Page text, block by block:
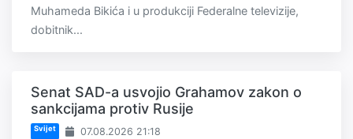
Muhameda Bikića i u produkciji Federalne televizije,
dobitnik...
Senat SAD-a usvojio Grahamov zakon o
sankcijama protiv Rusije
Svijet 07.08.2026 21:18